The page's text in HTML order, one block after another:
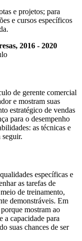
e projetos; para
e cursos específicos
2016 - 2020
de gerente comercial
e mostram suas
estratégico de vendas
para o desempenho
as técnicas e
seguir.
específicas e
as tarefas de
de treinamento,
demonstráveis. Em
mostram ao
a capacidade para
suas chances de ser